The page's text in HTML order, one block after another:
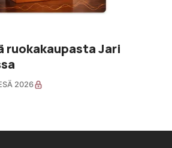
ruokakaupasta Jari
2026